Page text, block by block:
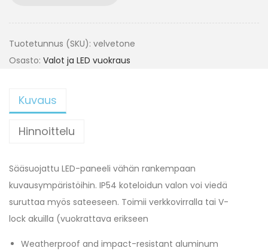
Tuotetunnus (SKU): velvetone
Osasto: Valot ja LED vuokraus
Kuvaus
Hinnoittelu
Sääsuojattu LED-paneeli vähän rankempaan
kuvausympäristöihin. IP54 koteloidun valon voi viedä
suruttaa myös sateeseen. Toimii verkkovirralla tai V-
lock akuilla (vuokrattava erikseen
Weatherproof and impact-resistant aluminum